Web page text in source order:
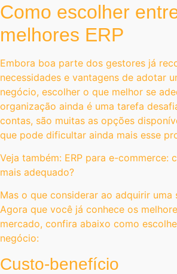
Como escolher
melhores ERP
Embora boa parte dos gestores já
necessidades e vantagens de adotar
negócio, escolher o que melhor se
organização ainda é uma tarefa
contas, são muitas as opções
que pode dificultar ainda mais esse
Veja também: ERP para e-commerce:
mais adequado?
Mas o que considerar ao adquirir uma
Agora que você já conhece os
mercado, confira abaixo como
negócio:
Custo-benefício